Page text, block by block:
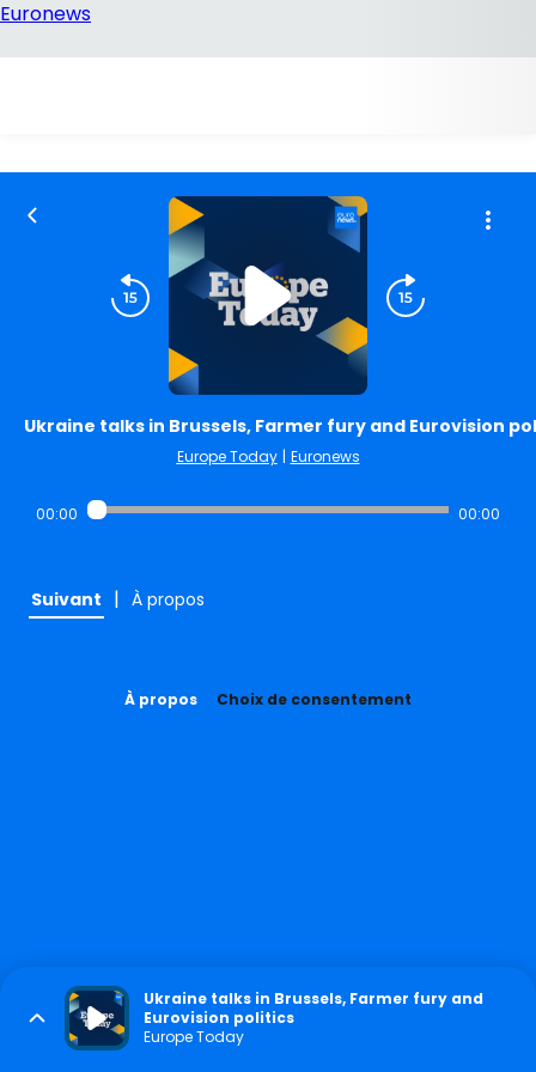
Ukraine talks in Brussels, Farmer fury and Eurovision
Europe Today | Euronews
00:00 00:00
Suivant | À propos
À propos Choix de consentement
Ukraine talks in Brussels, Farmer fury and
Eurovision politics
Europe Today